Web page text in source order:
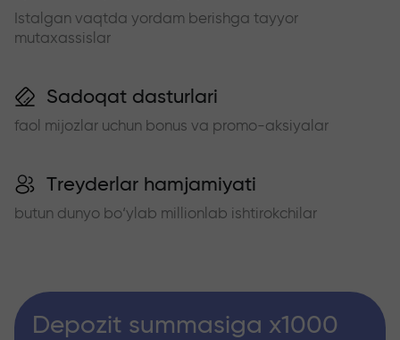
Istalgan vaqtda yordam berishga tayyor
mutaxassislar
Sadoqat dasturlari
faol mijozlar uchun bonus va promo-aksiyalar
Treyderlar hamjamiyati
butun dunyo bo‘ylab millionlab ishtirokchilar
Depozit summasiga x1000